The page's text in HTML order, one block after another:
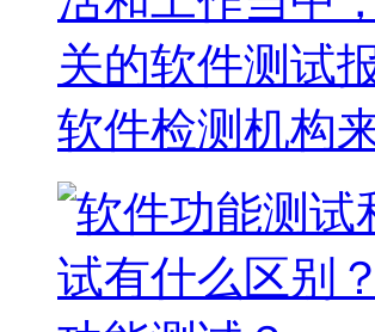
关的软件测试
软件检测机构